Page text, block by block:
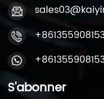
S'abonner